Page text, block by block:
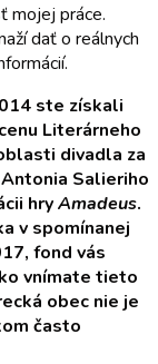
mojej práce.
dať o reálnych
ste získali
Literárneho
divadla za
Salieriho
hryAmadeus.
v spomínanej
fond vás
vnímate tieto
obec nie je
často